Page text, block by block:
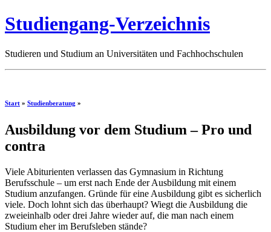
Studiengang-Verzeichnis
Studieren und Studium an Universitäten und Fachhochschulen
Start » Studienberatung »
Ausbildung vor dem Studium – Pro und
contra
Viele Abiturienten verlassen das Gymnasium in Richtung
Berufsschule – um erst nach Ende der Ausbildung mit einem
Studium anzufangen. Gründe für eine Ausbildung gibt es sicherlich
viele. Doch lohnt sich das überhaupt? Wiegt die Ausbildung die
zweieinhalb oder drei Jahre wieder auf, die man nach einem
Studium eher im Berufsleben stände?